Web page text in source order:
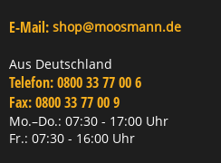
E-Mail: shop@moosmann.de
Aus Deutschland
Telefon:0800 33 77 00 6
Fax:0800 33 77 00 9
Mo.–Do.: 07:30 - 17:00 Uhr
Fr.: 07:30 - 16:00 Uhr